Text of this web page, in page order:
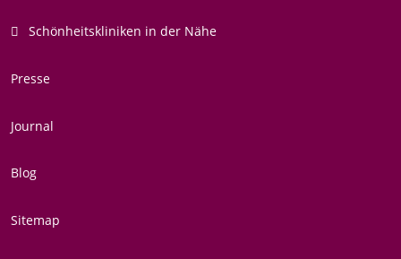
Schönheitskliniken in der Nähe
Presse
Journal
Blog
Sitemap